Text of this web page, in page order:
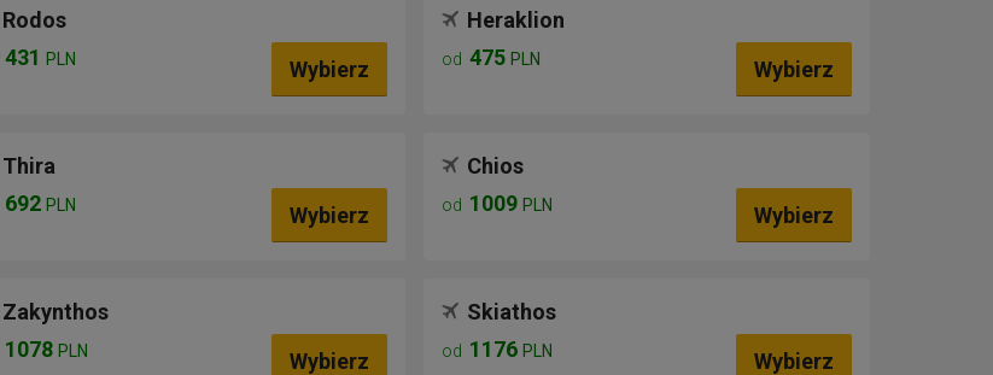
Rodos
431 PLN Wybierz
Heraklion
od 475 PLN Wybierz
Thira
692 PLN Wybierz
Chios
od 1009 PLN Wybierz
Zakynthos
1078 PLN Wybierz
Skiathos
od 1176 PLN Wybierz